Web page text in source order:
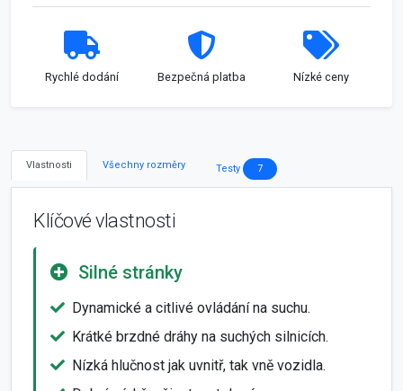
Rychlé dodání Bezpečná platba Nízké ceny
Vlastnosti Všechny rozměry Testy 7
Klíčové vlastnosti
Silné stránky
Dynamické a citlivé ovládání na suchu.
Krátké brzdné dráhy na suchých silnicích.
Nízká hlučnost jak uvnitř, tak vně vozidla.